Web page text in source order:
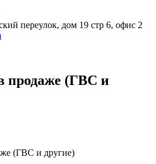
переулок, дом 19 стр 6, офис 2
продаже (ГВС и
(ГВС и другие)